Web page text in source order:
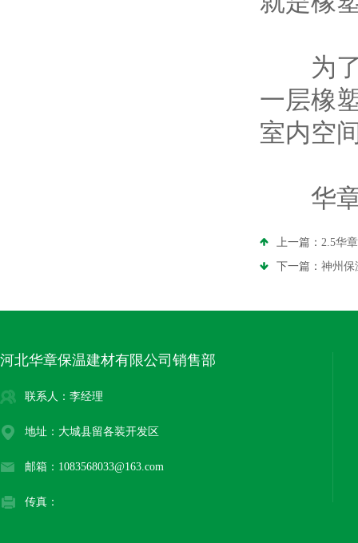
为了
一层橡
室内空
华章
上一篇： 2.5华
下一篇： 神州保
河北华章保温建材有限公司销售部
联系人：李经理
地址：大城县留各装开发区
邮箱：1083568033@163.com
传真：